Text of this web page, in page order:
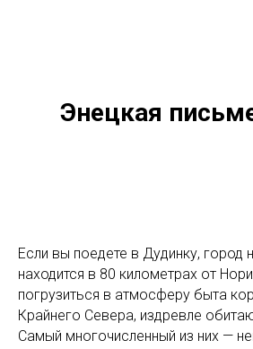
Энецкая
Если вы поедете в Дудинку, город
находится в 80 километрах от
погрузиться в атмосферу быта
Крайнего Севера, издревле
Самый многочисленный из них —